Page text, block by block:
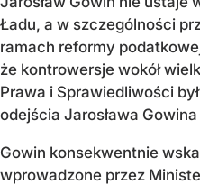
Ładu, a w szczególności
ramach reformy
że kontrowersje wokół
Prawa i Sprawiedliwości
odejścia Jarosława
Gowin konsekwentnie
wprowadzone przez